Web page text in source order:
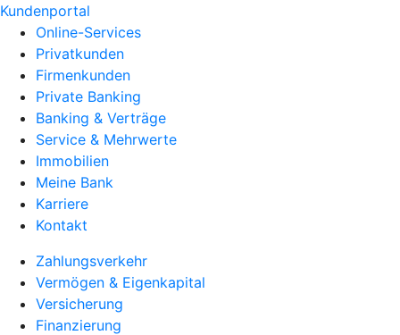
Kundenportal
Online-Services
Privatkunden
Firmenkunden
Private Banking
Banking & Verträge
Service & Mehrwerte
Immobilien
Meine Bank
Karriere
Kontakt
Zahlungsverkehr
Vermögen & Eigenkapital
Versicherung
Finanzierung